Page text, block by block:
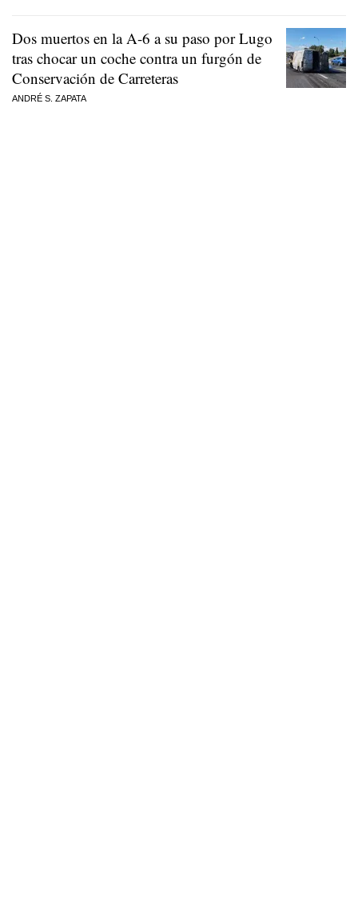
Dos muertos en la A-6 a su paso por Lugo
tras chocar un coche contra un furgón de
Conservación de Carreteras
ANDRÉ S. ZAPATA